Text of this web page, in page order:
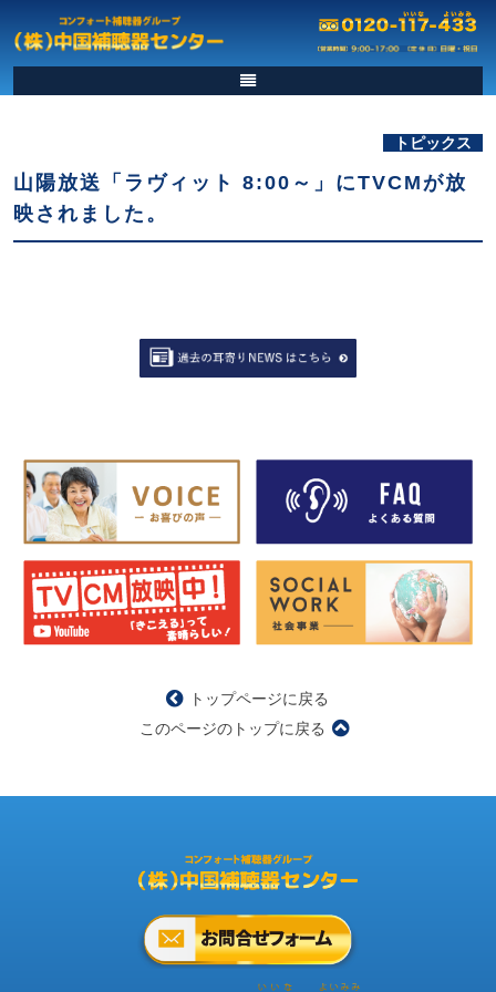
トピックス
山陽放送「ラヴィット 8:00～」にTVCMが放
映されました。
トップページに戻る
このページのトップに戻る